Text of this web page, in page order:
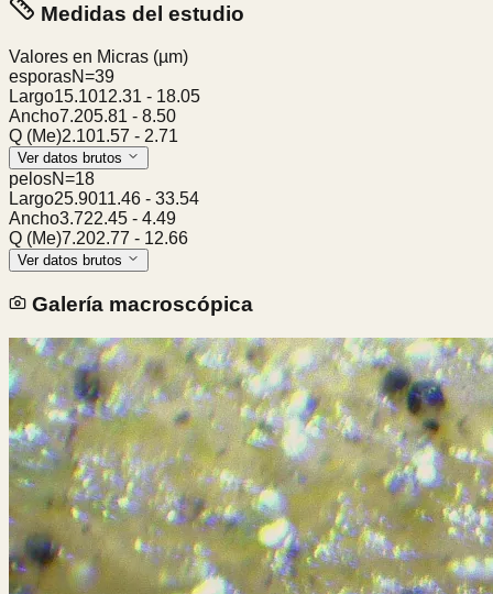
Medidas del estudio
Valores en Micras (µm)
esporasN=39
Largo15.1012.31 - 18.05
Ancho7.205.81 - 8.50
Q (Me)2.101.57 - 2.71
Ver datos brutos
pelosN=18
Largo25.9011.46 - 33.54
Ancho3.722.45 - 4.49
Q (Me)7.202.77 - 12.66
Ver datos brutos
Galería macroscópica